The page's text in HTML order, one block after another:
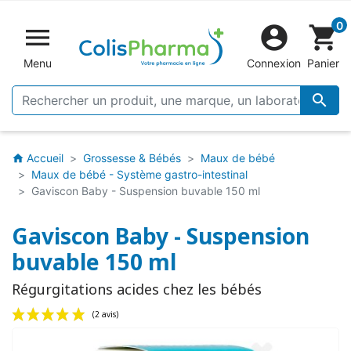

Menu


Connexion
shopping_cart0
Panier
home Accueil Grossesse & Bébés
Maux de bébé
Maux de bébé - Système gastro-intestinal
Gaviscon Baby - Suspension buvable 150 ml
Gaviscon Baby - Suspension
buvable 150 ml
Régurgitations acides chez les bébés